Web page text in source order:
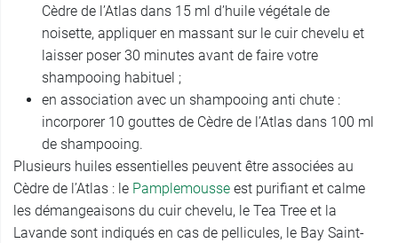
Cèdre de l’Atlas dans 15 ml d’huile végétale de
noisette, appliquer en massant sur le cuir chevelu et
laisser poser 30 minutes avant de faire votre
shampooing habituel ;
en association avec un shampooing anti chute :
incorporer 10 gouttes de Cèdre de l’Atlas dans 100 ml
de shampooing.
Plusieurs huiles essentielles peuvent être associées au
Cèdre de l’Atlas : le Pamplemousse est purifiant et calme
les démangeaisons du cuir chevelu, le Tea Tree et la
Lavande sont indiqués en cas de pellicules, le Bay Saint-